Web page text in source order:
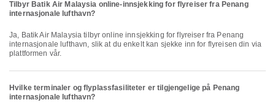
Tilbyr Batik Air Malaysia online-innsjekking for flyreiser fra Penang
internasjonale lufthavn?
Ja, Batik Air Malaysia tilbyr online innsjekking for flyreiser fra Penang
internasjonale lufthavn, slik at du enkelt kan sjekke inn for flyreisen din via
plattformen vår.
Hvilke terminaler og flyplassfasiliteter er tilgjengelige på Penang
internasjonale lufthavn?